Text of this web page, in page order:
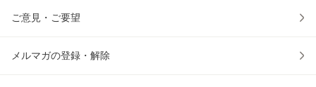
ご意見・ご要望
メルマガの登録・解除